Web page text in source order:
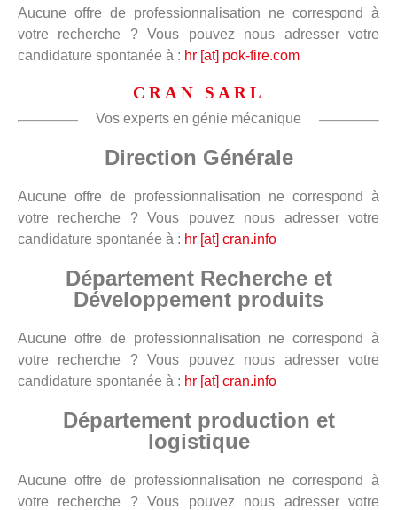
Aucune offre de professionnalisation ne correspond à
votre recherche ? Vous pouvez nous adresser votre
candidature spontanée à : hr [at] pok-fire.com
CRAN SARL
Vos experts en génie mécanique
Direction Générale
Aucune offre de professionnalisation ne correspond à
votre recherche ? Vous pouvez nous adresser votre
candidature spontanée à : hr [at] cran.info
Département Recherche et
Développement produits
Aucune offre de professionnalisation ne correspond à
votre recherche ? Vous pouvez nous adresser votre
candidature spontanée à : hr [at] cran.info
Département production et
logistique
Aucune offre de professionnalisation ne correspond à
votre recherche ? Vous pouvez nous adresser votre